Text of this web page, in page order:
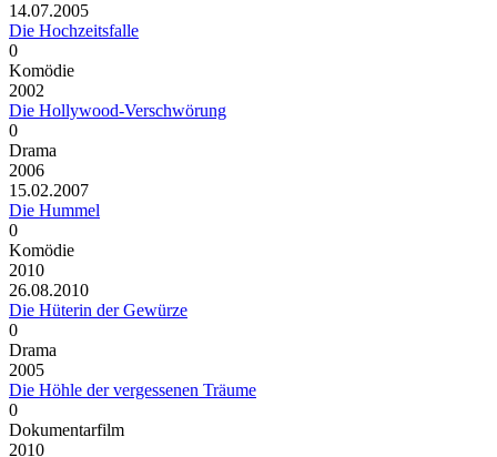
14.07.2005
Die Hochzeitsfalle
0
Komödie
2002
Die Hollywood-Verschwörung
0
Drama
2006
15.02.2007
Die Hummel
0
Komödie
2010
26.08.2010
Die Hüterin der Gewürze
0
Drama
2005
Die Höhle der vergessenen Träume
0
Dokumentarfilm
2010